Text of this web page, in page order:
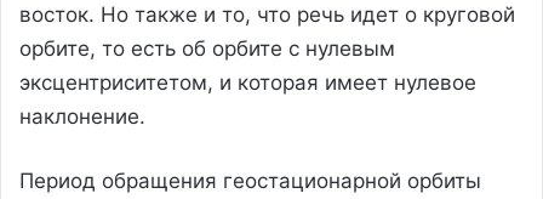
восток. Но также и то, что речь идет о круговой
орбите, то есть об орбите с нулевым
эксцентриситетом, и которая имеет нулевое
наклонение.
Период обращения геостационарной орбиты